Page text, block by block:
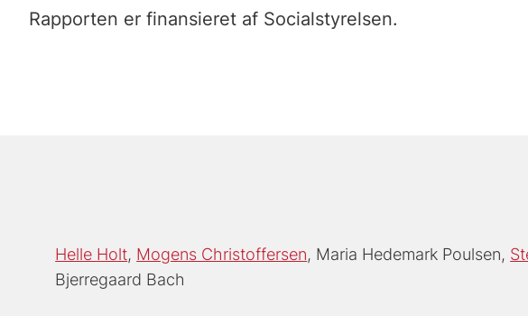
Rapporten er finansieret af Socialstyrelsen.
Helle Holt Mogens Christoffersen Maria Hedemark Poulsen
Bjerregaard Bach